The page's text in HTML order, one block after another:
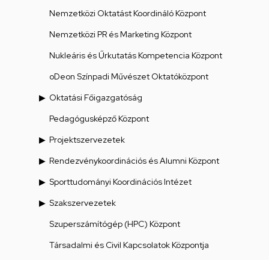
Nemzetközi Oktatást Koordináló Központ
Nemzetközi PR és Marketing Központ
Nukleáris és Űrkutatás Kompetencia Központ
oDeon Színpadi Művészet Oktatóközpont
Oktatási Főigazgatóság
Pedagógusképző Központ
Projektszervezetek
Rendezvénykoordinációs és Alumni Központ
Sporttudományi Koordinációs Intézet
Szakszervezetek
Szuperszámítógép (HPC) Központ
Társadalmi és Civil Kapcsolatok Központja